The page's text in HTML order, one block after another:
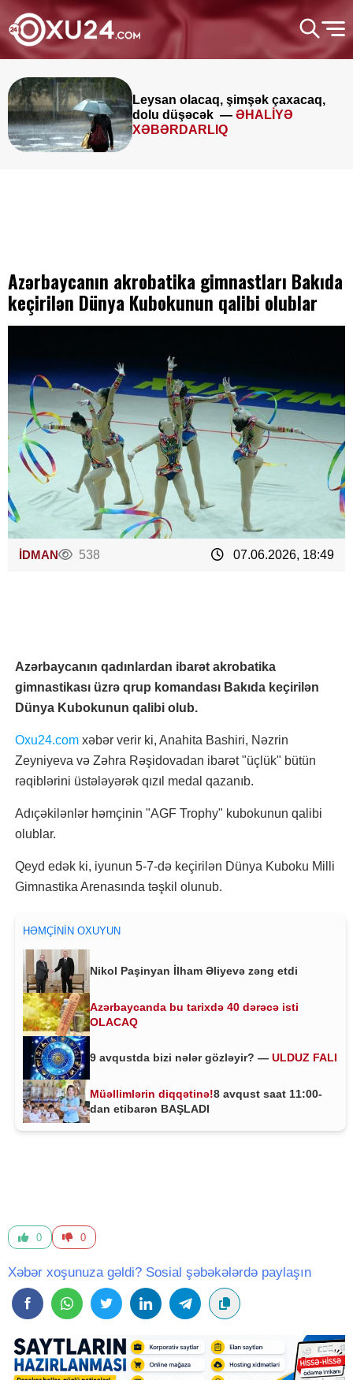
Leysan olacaq, şimşək çaxacaq,
dolu düşəcək — ƏHALİYƏ
XƏBƏRDARLIQ
Azərbaycanın akrobatika gimnastları Bakıda
keçirilən Dünya Kubokunun qalibi olublar
İDMAN 538 07.06.2026, 18:49
Azərbaycanın qadınlardan ibarət akrobatika
gimnastikası üzrə qrup komandası Bakıda keçirilən
Dünya Kubokunun qalibi olub.
Oxu24.com xəbər verir ki, Anahita Bashiri, Nəzrin
Zeyniyeva və Zəhra Rəşidovadan ibarət "üçlük" bütün
rəqiblərini üstələyərək qızıl medal qazanıb.
Adıçəkilənlər həmçinin "AGF Trophy" kubokunun qalibi
olublar.
Qeyd edək ki, iyunun 5-7-də keçirilən Dünya Kuboku Milli
Gimnastika Arenasında təşkil olunub.
HƏMÇININ OXUYUN
Nikol Paşinyan İlham Əliyevə zəng etdi
Azərbaycanda bu tarixdə 40 dərəcə isti
OLACAQ
9 avqustda bizi nələr gözləyir? — ULDUZ FALI
Müəllimlərin diqqətinə!8 avqust saat 11:00-
dan etibarən BAŞLADI
0 0
Xəbər xoşunuza gəldi? Sosial şəbəkələrdə paylaşın